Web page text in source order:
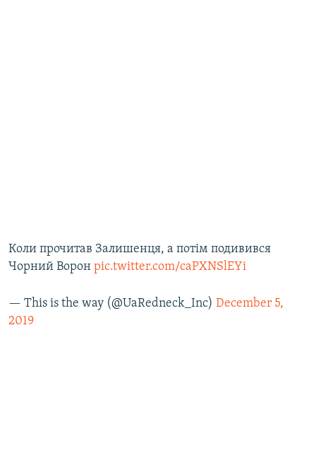
Коли прочитав Залишенця, а потім подивився
Чорний Ворон pic.twitter.com/caPXNSlEYi
— This is the way (@UaRedneck_Inc) December 5,
2019